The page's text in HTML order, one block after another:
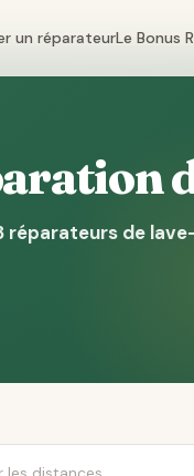
un réparateurLe Bonus
réparateurs de